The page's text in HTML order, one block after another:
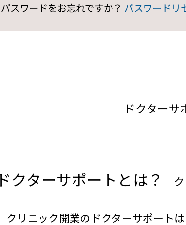
パスワードをお忘れですか？ パスワードリ
ドクターサ
ドクターサポートとは？ ク
クリニック開業のドクターサポート